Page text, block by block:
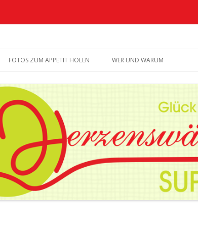
Inhalt
FOTOS ZUM APPETIT HOLEN WER UND WARUM